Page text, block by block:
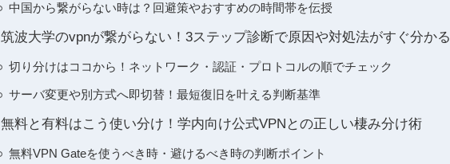
中国から繋がらない時は？回避策やおすすめの時間帯を伝授
筑波大学のvpnが繋がらない！3ステップ診断で原因や対処法がすぐ分かる
切り分けはココから！ネットワーク・認証・プロトコルの順でチェック
サーバ変更や別方式へ即切替！最短復旧を叶える判断基準
無料と有料はこう使い分け！学内向け公式VPNとの正しい棲み分け術
無料VPN Gateを使うべき時・避けるべき時の判断ポイント